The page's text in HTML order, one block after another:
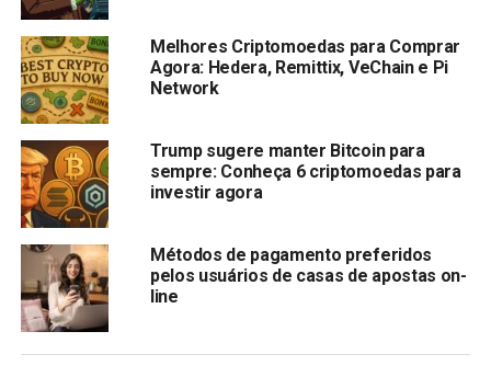
seu descontentamento com empreendimentos de moedas
meme impulsionados por celebridades no atual mercado
de alta das criptomoedas em 5 de junho de 2024. Ele
criticou esses projetos por falta de objetivos honoráveis,
sugerindo que seriam mais respeitáveis se buscassem
metas públicas e causas específicas.
Celebridades como Caitlyn Jenner, Rich The Kid, Iggy
Azalea e Davido lançaram moedas meme, muitas vezes
resultando em perdas significativas para muitos
investidores, apesar de alguns obterem lucros
substanciais.
Melhores Criptomoedas para Comprar
Agora: Hedera, Remittix, VeChain e Pi
Network
Trump sugere manter Bitcoin para
sempre: Conheça 6 criptomoedas para
investir agora
Métodos de pagamento preferidos
pelos usuários de casas de apostas on-
line